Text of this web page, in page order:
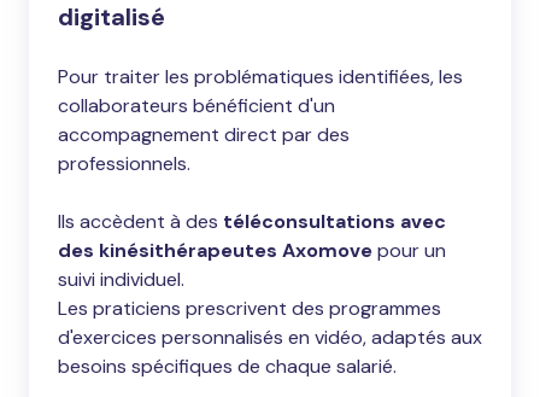
digitalisé
Pour traiter les problématiques identifiées, les
collaborateurs bénéficient d'un
accompagnement direct par des
professionnels.
Ils accèdent à des téléconsultations avec
des kinésithérapeutes Axomovepour un
suivi individuel.
Les praticiens prescrivent des programmes
d'exercices personnalisés en vidéo, adaptés aux
besoins spécifiques de chaque salarié.